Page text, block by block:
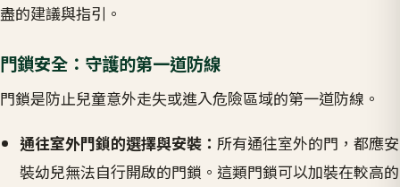
盡的建議與指引。
門鎖安全：守護的第一道防線
門鎖是防止兒童意外走失或進入危險區域的第一道防線。
通往室外門鎖的選擇與安裝： 所有通往室外的門，都應安
裝幼兒無法自行開啟的門鎖。這類門鎖可以加裝在較高的